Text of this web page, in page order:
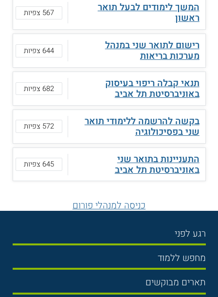
המשך לימודים לבעל תואר
ראשון 567 צפיות
רישום לתואר שני במנהל
מערכות בריאות 644 צפיות
תנאי קבלה ריפוי בעיסוק
באוניברסיטת תל אביב 682 צפיות
בקשה להרשמה ללימודי תואר
שני בפסיכולוגיה 572 צפיות
התעניינות בתואר שני
באוניברסיטת תל אביב 645 צפיות
כניסה למנהלי פורום
רגע לפני
בחירת לימודים
תנאי קבלה
שכר לימוד
מחפש ללמוד
תואר ראשון
תארים מבוקשים